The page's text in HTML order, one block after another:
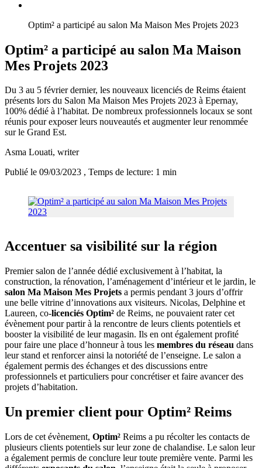
Optim² a participé au salon Ma Maison Mes Projets 2023
Optim² a participé au salon Ma Maison
Mes Projets 2023
Du 3 au 5 février dernier, les nouveaux licenciés de Reims étaient
présents lors du Salon Ma Maison Mes Projets 2023 à Epernay,
100% dédié à l’habitat. De nombreux professionnels locaux se sont
réunis pour exposer leurs nouveautés et augmenter leur renommée
sur le Grand Est.
Asma Louati, writer
Publié le 09/03/2023 , Temps de lecture: 1 min
Accentuer sa visibilité sur la région
Premier salon de l’année dédié exclusivement à l’habitat, la
construction, la rénovation, l’aménagement d’intérieur et le jardin, le
salon Ma Maison Mes Projets a permis pendant 3 jours d’offrir
une belle vitrine d’innovations aux visiteurs. Nicolas, Delphine et
Laureen, co-licenciés Optim² de Reims, ne pouvaient rater cet
évènement pour partir à la rencontre de leurs clients potentiels et
booster la visibilité de leur magasin. Ils en ont également profité
pour faire une place d’honneur à tous les membres du réseau dans
leur stand et renforcer ainsi la notoriété de l’enseigne. Le salon a
également permis des échanges et des discussions entre
professionnels et particuliers pour concrétiser et faire avancer des
projets d’habitation.
Un premier client pour Optim² Reims
Lors de cet évènement, Optim² Reims a pu récolter les contacts de
plusieurs clients potentiels sur leur zone de chalandise. Le salon leur
a également permis de conclure leur toute première vente. Parmi les